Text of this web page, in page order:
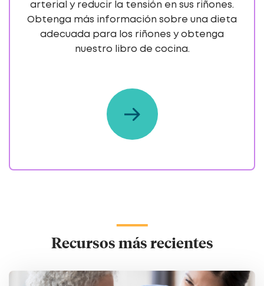
arterial y reducir la tensión en sus riñones.
Obtenga más información sobre una dieta
adecuada para los riñones y obtenga
nuestro libro de cocina.
Recursos más recientes